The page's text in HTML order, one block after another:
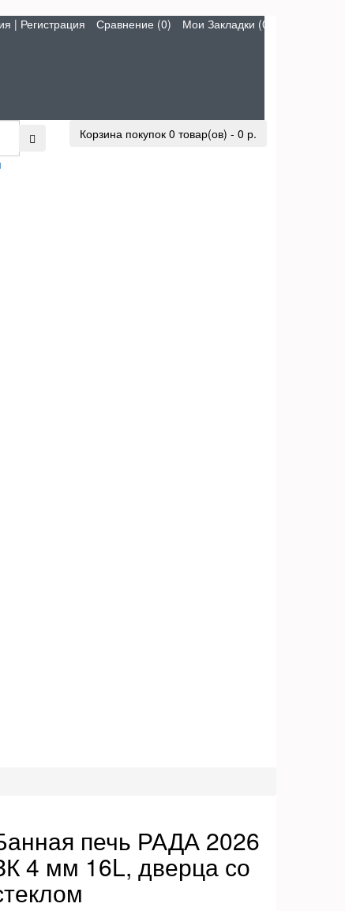
| Регистрация Сравнение (0) Мои Закладки (0)
Корзина покупок 0 товар(ов) - 0 р.
печь РАДА 2026
4 мм 16L, дверца со